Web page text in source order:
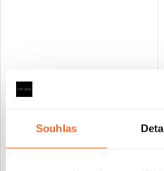
Souhlas
skříňka vysoká Carole - dub
medový - 45x150x34 cm